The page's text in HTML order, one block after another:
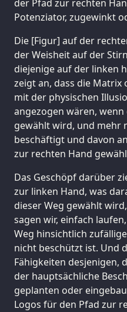
der Pfad zur rechten
Potenziator, zugewinkt
Die [Figur] auf der
der Weisheit auf der
diejenige auf der linken
zeigt an, dass die
mit der physischen
angezogen wären,
gewählt wird, und mehr
beschäftigt und davon
zur rechten Hand
Das Geschöpf darüber
zur linken Hand, was
dieser Weg gewählt
sagen wir, einfach
Weg hinsichtlich
nicht beschützt ist. Und
Fähigkeiten desjenigen,
der hauptsächliche
geplanten oder
Logos für den Pfad zur